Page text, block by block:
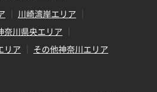
川崎湾岸エリア
奈川県央エリア
リア その他神奈川エリア